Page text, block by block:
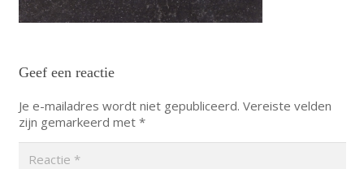
Geef een reactie
Je e-mailadres wordt niet gepubliceerd. Vereiste velden
zijn gemarkeerd met *